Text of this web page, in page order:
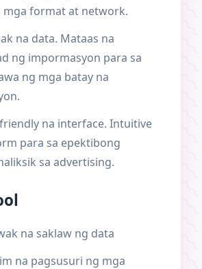
mga format at network.
na data. Mataas na
ng impormasyon para sa
ng mga batay na
na interface. Intuitive
para sa epektibong
sa advertising.
na saklaw ng data
na pagsusuri ng mga